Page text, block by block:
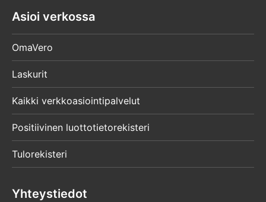
Asioi verkossa
OmaVero
Laskurit
Kaikki verkkoasiointipalvelut
Positiivinen luottotietorekisteri
Tulorekisteri
Yhteystiedot